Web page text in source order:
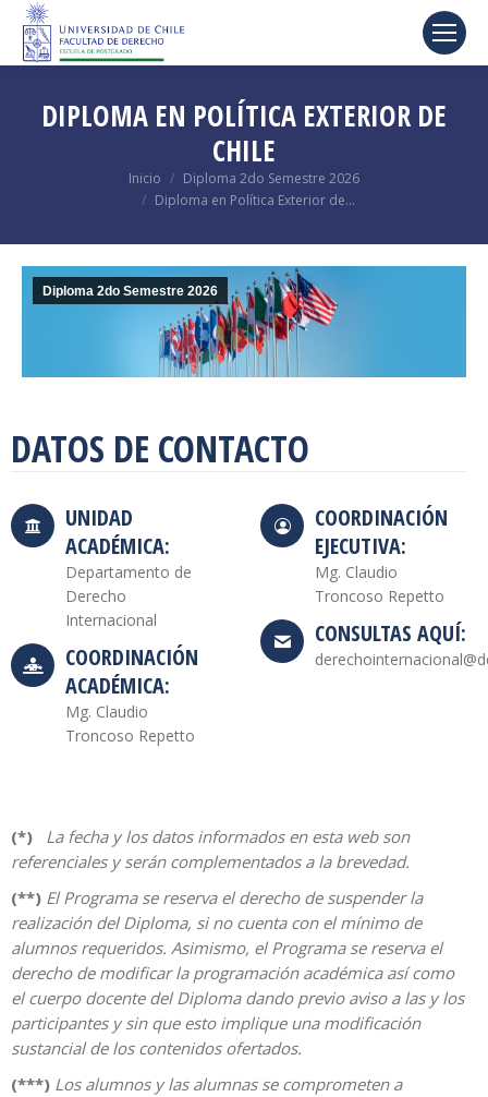
DIPLOMA EN POLÍTICA EXTERIOR DE
CHILE
Inicio
Diploma 2do Semestre 2026
Diploma en Política Exterior de…
Diploma 2do Semestre 2026
DATOS DE CONTACTO
UNIDAD
ACADÉMICA:
Departamento de
Derecho
Internacional
COORDINACIÓN
ACADÉMICA:
Mg. Claudio
Troncoso Repetto
COORDINACIÓN
EJECUTIVA:
Mg. Claudio
Troncoso Repetto
CONSULTAS AQUÍ:
(*)
La fecha y los datos informados en esta web son
referenciales y serán complementados a la brevedad.
(**) El Programa se reserva el derecho de suspender la
realización del Diploma, si no cuenta con el mínimo de
alumnos requeridos. Asimismo, el Programa se reserva el
derecho de modificar la programación académica así como
el cuerpo docente del Diploma dando previo aviso a las y los
participantes y sin que esto implique una modificación
sustancial de los contenidos ofertados.
(***) Los alumnos y las alumnas se comprometen a